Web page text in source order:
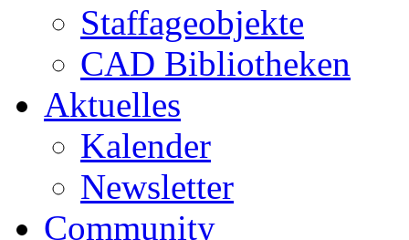
Staffageobjekte
CAD Bibliotheken
Aktuelles
Kalender
Newsletter
Community